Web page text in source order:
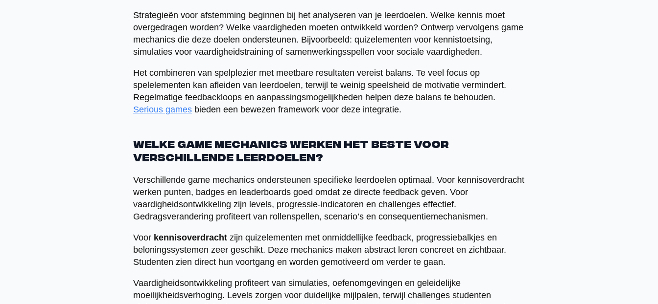
Strategieën voor afstemming beginnen bij het analyseren van je leerdoelen. Welke kennis moet
overgedragen worden? Welke vaardigheden moeten ontwikkeld worden? Ontwerp vervolgens game
mechanics die deze doelen ondersteunen. Bijvoorbeeld: quizelementen voor kennistoetsing,
simulaties voor vaardigheidstraining of samenwerkingsspellen voor sociale vaardigheden.
Het combineren van spelplezier met meetbare resultaten vereist balans. Te veel focus op
spelelementen kan afleiden van leerdoelen, terwijl te weinig speelsheid de motivatie vermindert.
Regelmatige feedbackloops en aanpassingsmogelijkheden helpen deze balans te behouden.
Serious games bieden een bewezen framework voor deze integratie.
Welke game mechanics werken het beste voor
verschillende leerdoelen?
Verschillende game mechanics ondersteunen specifieke leerdoelen optimaal. Voor kennisoverdracht
werken punten, badges en leaderboards goed omdat ze directe feedback geven. Voor
vaardigheidsontwikkeling zijn levels, progressie-indicatoren en challenges effectief.
Gedragsverandering profiteert van rollenspellen, scenario’s en consequentiemechanismen.
Voor kennisoverdracht zijn quizelementen met onmiddellijke feedback, progressiebalkjes en
beloningssystemen zeer geschikt. Deze mechanics maken abstract leren concreet en zichtbaar.
Studenten zien direct hun voortgang en worden gemotiveerd om verder te gaan.
Vaardigheidsontwikkeling profiteert van simulaties, oefenomgevingen en geleidelijke
moeilijkheidsverhoging. Levels zorgen voor duidelijke mijlpalen, terwijl challenges studenten